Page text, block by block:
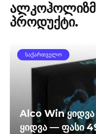
პროდუქტი.
ᲡᲐᲥᲐᲠᲗᲕᲔᲚᲝ
Alco Win
ყიდვა — ფასი